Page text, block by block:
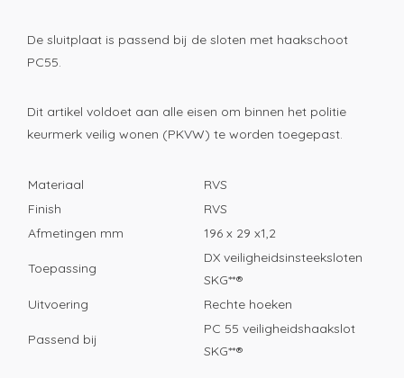
De sluitplaat is passend bij de sloten met haakschoot
PC55.
Dit artikel voldoet aan alle eisen om binnen het politie
keurmerk veilig wonen (PKVW) te worden toegepast.
Materiaal
RVS
Finish
RVS
Afmetingen mm
196 x 29 x1,2
Toepassing
DX veiligheidsinsteeksloten
SKG**®
Uitvoering
Rechte hoeken
Passend bij
PC 55 veiligheidshaakslot
SKG**®